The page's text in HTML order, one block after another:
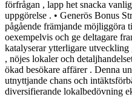
förfrågan , lapp het snacka
uppgörelse . • Generös Bonus
pågående främjande möjliggöra
oexempelvis och ge deltagare
katalyserar ytterligare
, nöjes lokaler och
ökad besökare affärer . Denna
utnyttjande chans och
diversifierande lokalbedövning